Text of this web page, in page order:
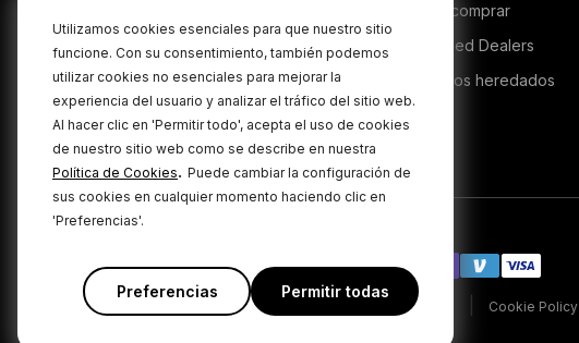
Utilizamos cookies esenciales para que nuestro sitio
funcione. Con su consentimiento, también podemos
utilizar cookies no esenciales para mejorar la
experiencia del usuario y analizar el tráfico del sitio web.
Al hacer clic en 'Permitir todo', acepta el uso de cookies
de nuestro sitio web como se describe en nuestra
Política de Cookies. Puede cambiar la configuración de
sus cookies en cualquier momento haciendo clic en
'Preferencias'.
Preferencias Permitir todas
Accessories
Kits
Software
Dónde comprar
Authorised Dealers
Productos heredados
Política de privacidad | Términos y condiciones Cookie Policy